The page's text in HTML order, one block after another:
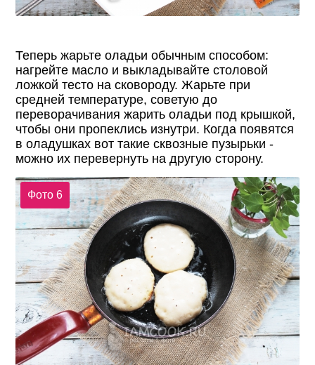
Теперь жарьте оладьи обычным способом:
нагрейте масло и выкладывайте столовой
ложкой тесто на сковороду. Жарьте при
средней температуре, советую до
переворачивания жарить оладьи под крышкой,
чтобы они пропеклись изнутри. Когда появятся
в оладушках вот такие сквозные пузырьки -
можно их перевернуть на другую сторону.
Фото 6